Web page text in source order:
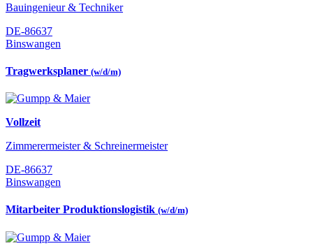
Bauingenieur & Techniker
DE-86637
Binswangen
Tragwerksplaner (w/d/m)
Vollzeit
Zimmerermeister & Schreinermeister
DE-86637
Binswangen
Mitarbeiter Produktionslogistik (w/d/m)